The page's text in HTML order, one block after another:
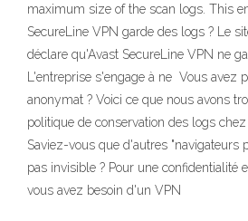
maximum size of the scan logs. This
SecureLine VPN garde des logs ? Le
déclare qu'Avast SecureLine VPN ne
L'entreprise s'engage à ne Vous avez
anonymat ? Voici ce que nous avons
politique de conservation des logs chez
Saviez-vous que d'autres "navigateurs
pas invisible ? Pour une confidentialité
vous avez besoin d'un VPN